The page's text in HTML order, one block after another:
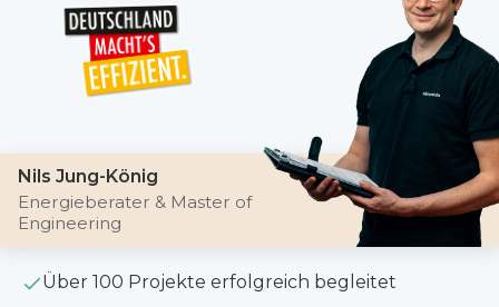
Nils Jung-König
Energieberater & Master of
Engineering
Über 100 Projekte erfolgreich begleitet